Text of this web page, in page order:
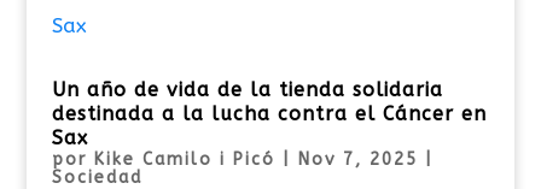
Un año de vida de la tienda solidaria
destinada a la lucha contra el Cáncer en
Sax
por Kike Camilo i Picó Nov 7, 2025
Sociedad